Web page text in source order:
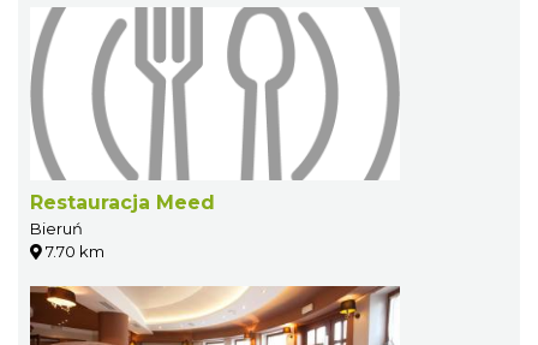
Restauracja Meed
Bieruń
7.70 km